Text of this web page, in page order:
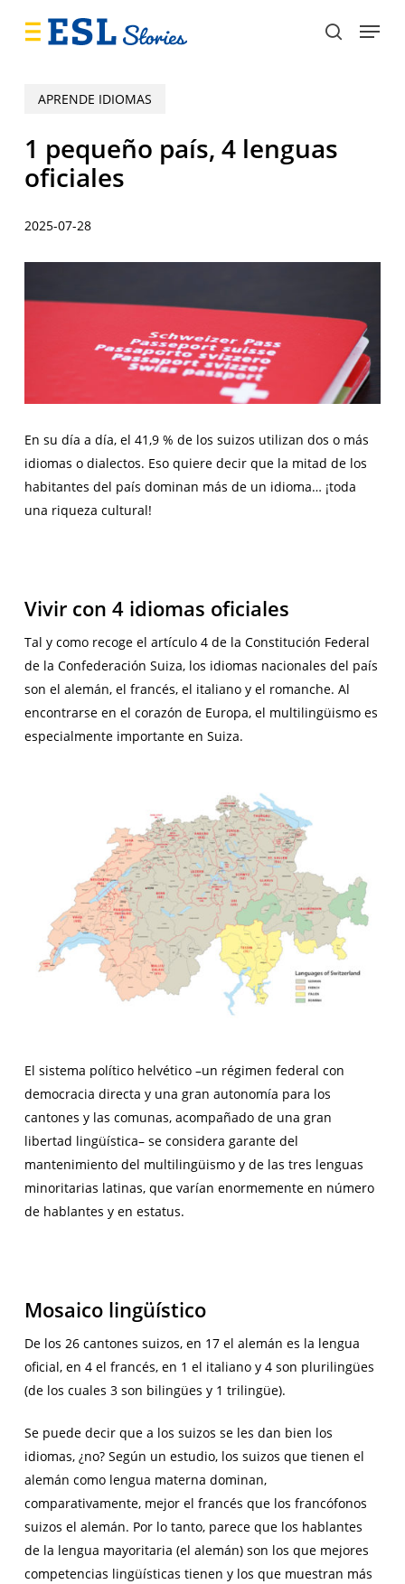
search
Menu
APRENDE IDIOMAS
1 pequeño país, 4 lenguas
oficiales
2025-07-28
En su día a día, el 41,9 % de los suizos utilizan dos o más
idiomas o dialectos. Eso quiere decir que la mitad de los
habitantes del país dominan más de un idioma… ¡toda
una riqueza cultural!
Vivir con 4 idiomas oficiales
Tal y como recoge el artículo 4 de la Constitución Federal
de la Confederación Suiza, los idiomas nacionales del país
son el alemán, el francés, el italiano y el romanche. Al
encontrarse en el corazón de Europa, el multilingüismo es
especialmente importante en Suiza.
El sistema político helvético –un régimen federal con
democracia directa y una gran autonomía para los
cantones y las comunas, acompañado de una gran
libertad lingüística– se considera garante del
mantenimiento del multilingüismo y de las tres lenguas
minoritarias latinas, que varían enormemente en número
de hablantes y en estatus.
Mosaico lingüístico
De los 26 cantones suizos, en 17 el alemán es la lengua
oficial, en 4 el francés, en 1 el italiano y 4 son plurilingües
(de los cuales 3 son bilingües y 1 trilingüe).
Se puede decir que a los suizos se les dan bien los
idiomas, ¿no? Según un estudio, los suizos que tienen el
alemán como lengua materna dominan,
comparativamente, mejor el francés que los francófonos
suizos el alemán. Por lo tanto, parece que los hablantes
de la lengua mayoritaria (el alemán) son los que mejores
competencias lingüísticas tienen y los que muestran más